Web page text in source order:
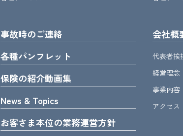
事故時のご連絡
各種パンフレット
保険の紹介動画集
News & Topics
お客さま本位の業務運営方針
会社概
代表者挨
経営理念
事業内容
アクセス